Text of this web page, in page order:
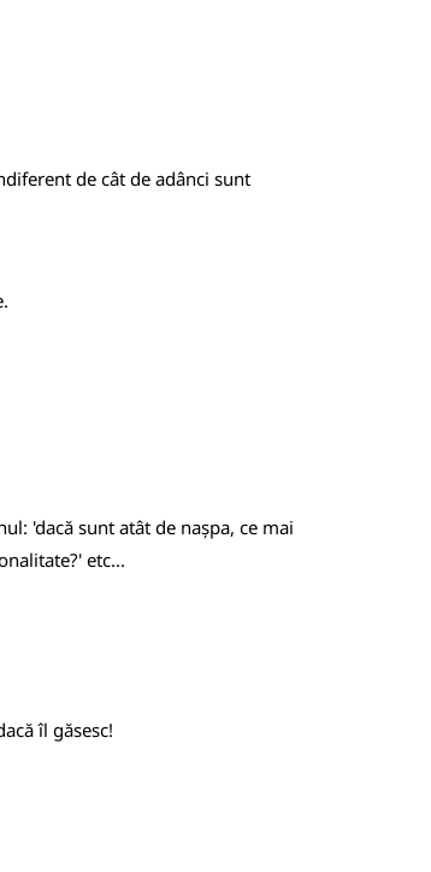
de cât de adânci sunt
'dacă sunt atât de nașpa, ce mai
etc...
îl găsesc!